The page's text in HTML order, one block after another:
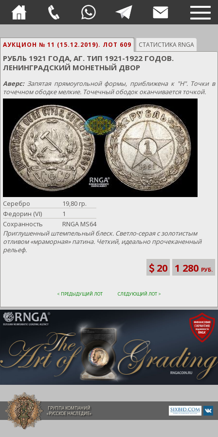
АУКЦИОН № 11 (15.12.2019). ЛОТ 609 СТАТИСТИКА RNGA
РУБЛЬ 1921 ГОДА, АГ. ТИП 1921-1922 ГОДОВ.
ЛЕНИНГРАДСКИЙ МОНЕТНЫЙ ДВОР
Аверс:Запятая прямоугольной формы, приближена к "Н". Точки в
точечном ободке мелкие. Точечный ободок оканчивается точкой.
Серебро
19,80 гр.
Федорин (VI)
1
Сохранность
RNGA MS64
Приглушенный штемпельный блеск. Светло-серая с золотистым
отливом «мраморная» патина. Четкий, идеально прочеканенный
рельеф.
20 1 280 РУБ.
< ПРЕДЫДУЩИЙ ЛОТ СЛЕДУЮЩИЙ ЛОТ >
ГРУППА КОМПАНИЙ
«РУССКОЕ НАСЛЕДИЕ»